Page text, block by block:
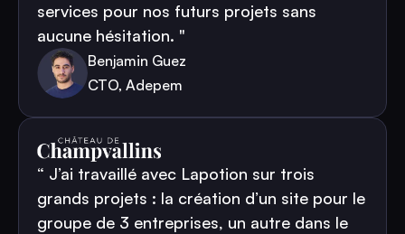
services pour nos futurs projets sans
aucune hésitation. "
Benjamin Guez
CTO, Adepem
“ J’ai travaillé avec Lapotion sur trois
grands projets : la création d’un site pour le
groupe de 3 entreprises, un autre dans le